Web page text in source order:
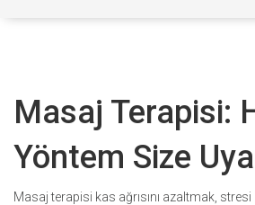
Masaj Terapisi:
Yöntem Size
Masaj terapisi kas ağrısını azaltmak,